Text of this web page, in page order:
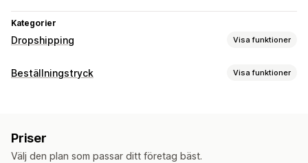
Kategorier
Dropshipping Visa funktioner
Vilka produkter du kan köpa in
Inköpsställen
Beställningstryck Visa funktioner
Generator för modellering
Priser
Välj den plan som passar ditt företag bäst.